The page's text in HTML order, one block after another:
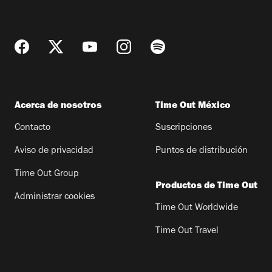
Acerca de nosotros
Contacto
Aviso de privacidad
Time Out Group
Administrar cookies
Time Out México
Suscripciones
Puntos de distribución
Productos de Time Out
Time Out Worldwide
Time Out Travel